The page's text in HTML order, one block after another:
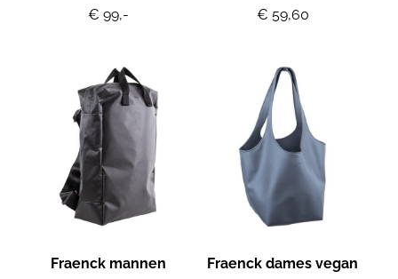
€ 99,-
€ 59,60
Fraenck mannen
Fraenck dames vegan